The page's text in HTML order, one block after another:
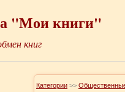
"Мои книги"
книг
Категории >>